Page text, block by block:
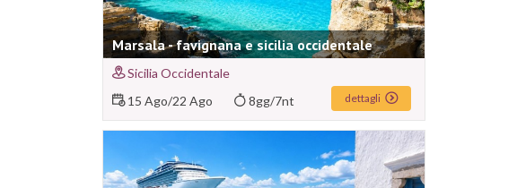
Marsala - favignana e sicilia occidentale
Sicilia Occidentale
15 Ago/22 Ago 8gg/7nt dettagli